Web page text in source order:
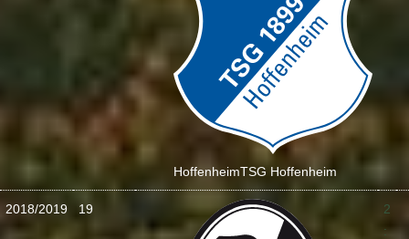
HoffenheimTSG Hoffenheim
2018/2019 19
2
: